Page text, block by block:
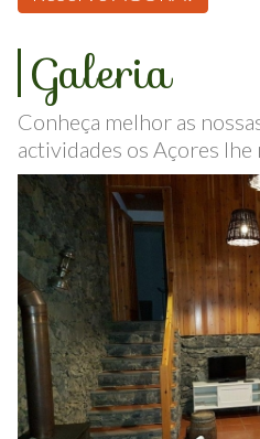
Galeria
Conheça melhor as nossas
actividades os Açores lhe